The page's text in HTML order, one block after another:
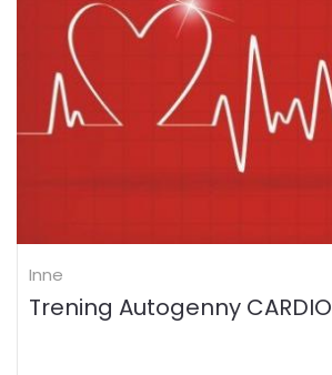
Inne
Trening Autogenny CARDIO